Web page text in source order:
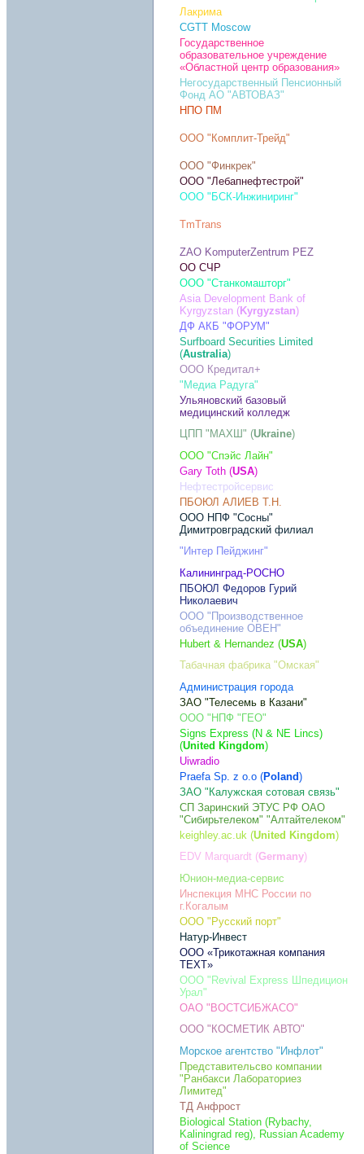
Лакрима
CGTT Moscow
Государственное
образовательное учреждение
«Областной центр образования»
Негосударственный Пенсионный
Фонд АО "АВТОВАЗ"
НПО ПМ
ООО "Комплит-Трейд"
ООО "Финкрек"
ООО "Лебапнефтестрой"
ООО "БСК-Инжиниринг"
TmTrans
ZAO KomputerZentrum PEZ
ОО СЧР
ООО "Станкомашторг"
Asia Development Bank of
Kyrgyzstan (Kyrgyzstan)
ДФ АКБ "ФОРУМ"
Surfboard Securities Limited
(Australia)
ООО Кредитал+
"Медиа Радуга"
Ульяновский базовый
медицинский колледж
ЦПП "МАХШ" (Ukraine)
ООО "Спэйс Лайн"
Gary Toth (USA)
Нефтестройсервис
ПБОЮЛ АЛИЕВ Т.Н.
ООО НПФ "Сосны"
Димитровградский филиал
"Интер Пейджинг"
Калининград-РОСНО
ПБОЮЛ Федоров Гурий
Николаевич
ООО "Производственное
объединение ОВЕН"
Hubert & Hernandez (USA)
Табачная фабрика "Омская"
Администрация города
ЗАО "Телесемь в Казани"
ООО "НПФ "ГЕО"
Signs Express (N & NE Lincs)
(United Kingdom)
Uiwradio
Praefa Sp. z o.o (Poland)
ЗАО "Калужская сотовая связь"
СП Заринский ЭТУС РФ ОАО
"Сибирьтелеком" "Алтайтелеком"
keighley.ac.uk (United Kingdom)
EDV Marquardt (Germany)
Юнион-медиа-сервис
Инспекция МНС России по
г.Когалым
ООО "Русский порт"
Натур-Инвест
ООО «Трикотажная компания
TEXT»
ООО "Revival Express Шпедицион
Урал"
ОАО "ВОСТСИБЖАСО"
ООО "КОСМЕТИК АВТО"
Морское агентство "Инфлот"
Представительсво компании
"Ранбакси Лабораториез
Лимитед"
ТД Анфрост
Biological Station (Rybachy,
Kaliningrad reg), Russian Academy
of Science